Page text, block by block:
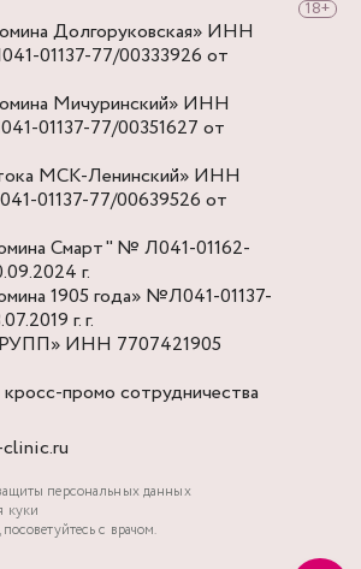
Долгоруковская» ИНН
01137-77/00333926 от
Мичуринский» ИНН
01137-77/00351627 от
МСК-Ленинский» ИНН
01137-77/00639526 от
Смарт" № Л041-01162-
г.
1905 года» №Л041-01137-
г. г.
ИНН 7707421905
промо сотрудничества
персональных данных
куки
с врачом.